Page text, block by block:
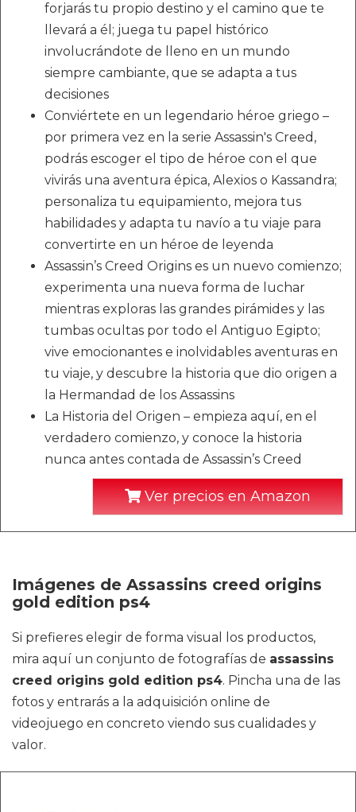
forjarás tu propio destino y el camino que te
llevará a él; juega tu papel histórico
involucrándote de lleno en un mundo
siempre cambiante, que se adapta a tus
decisiones
Conviértete en un legendario héroe griego –
por primera vez en la serie Assassin's Creed,
podrás escoger el tipo de héroe con el que
vivirás una aventura épica, Alexios o Kassandra;
personaliza tu equipamiento, mejora tus
habilidades y adapta tu navío a tu viaje para
convertirte en un héroe de leyenda
Assassin’s Creed Origins es un nuevo comienzo;
experimenta una nueva forma de luchar
mientras exploras las grandes pirámides y las
tumbas ocultas por todo el Antiguo Egipto;
vive emocionantes e inolvidables aventuras en
tu viaje, y descubre la historia que dio origen a
la Hermandad de los Assassins
La Historia del Origen – empieza aquí, en el
verdadero comienzo, y conoce la historia
nunca antes contada de Assassin’s Creed
Ver precios en Amazon
Imágenes de Assassins creed origins
gold edition ps4
Si prefieres elegir de forma visual los productos,
mira aquí un conjunto de fotografías de assassins
creed origins gold edition ps4. Pincha una de las
fotos y entrarás a la adquisición online de
videojuego en concreto viendo sus cualidades y
valor.